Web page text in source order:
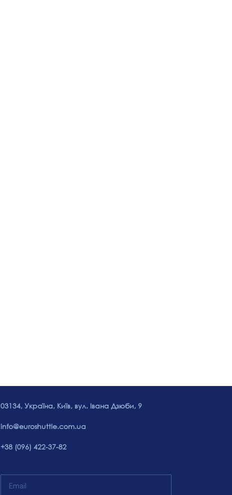
03134, Україна, Київ, вул. Івана Дзюби, 9
info@euroshuttle.com.ua
+38 (096) 422-37-82